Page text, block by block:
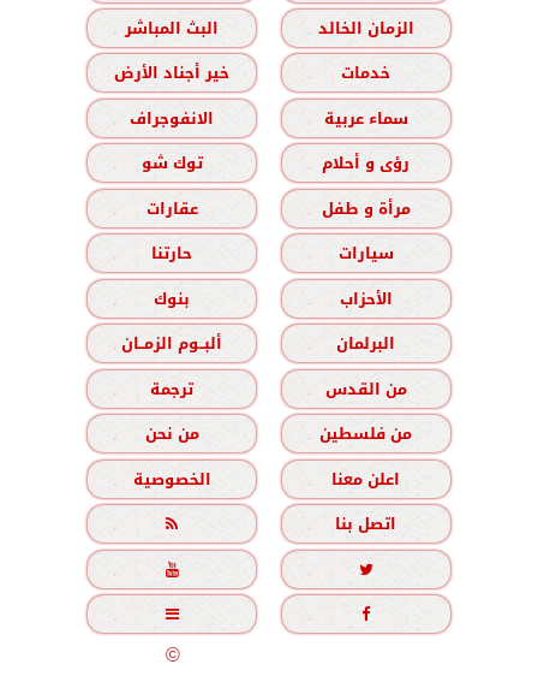
الزمان الخالد
البث المباشر
خدمات
خير أجناد الأرض
سماء عربية
الانفوجراف
رؤى و أحلام
توك شو
مرأة و طفل
عقارات
سيارات
حارتنا
الأحزاب
بنوك
البرلمان
ألبــوم الزمــان
من القدس
ترجمة
من فلسطين
من نحن
اعلن معنا
الخصوصية
اتصل بنا





جميع الحقوق محفوظة©